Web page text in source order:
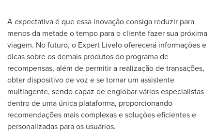
A expectativa é que essa inovação consiga reduzir para
menos da metade o tempo para o cliente fazer sua próxima
viagem. No futuro, o Expert Livelo oferecerá informações e
dicas sobre os demais produtos do programa de
recompensas, além de permitir a realização de transações,
obter dispositivo de voz e se tornar um assistente
multiagente, sendo capaz de englobar vários especialistas
dentro de uma única plataforma, proporcionando
recomendações mais complexas e soluções eficientes e
personalizadas para os usuários.